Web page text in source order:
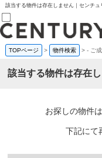
該当する物件は存在しません｜センチ
売買部
0120-800-844
賃貸部
会員メニュー
TOPページ > 物件検索 >- ご
該当する物件は存在
お探しの物件
下記にて